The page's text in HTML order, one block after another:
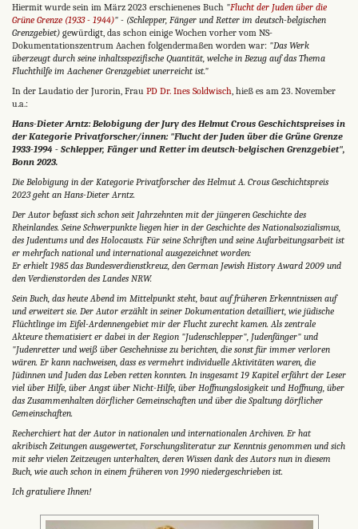
Hiermit wurde sein im März 2023 erschienenes Buch "Flucht der Juden über die
Grüne Grenze (1933 - 1944)" - (Schlepper, Fänger und Retter im deutsch-belgischen
Grenzgebiet) gewürdigt, das schon einige Wochen vorher vom NS-
Dokumentationszentrum Aachen folgendermaßen worden war: "Das Werk
überzeugt durch seine inhaltsspezifische Quantität, welche in Bezug auf das Thema
Fluchthilfe im Aachener Grenzgebiet unerreicht ist."
In der Laudatio der Jurorin, Frau PD Dr. Ines Soldwisch, hieß es am 23. November
u.a.:
Hans-Dieter Arntz: Belobigung der Jury des Helmut Crous Geschichtspreises in
der Kategorie Privatforscher/innen: "Flucht der Juden über die Grüne Grenze
1933-1994 - Schlepper, Fänger und Retter im deutsch-belgischen Grenzgebiet",
Bonn 2023.
Die Belobigung in der Kategorie Privatforscher des Helmut A. Crous Geschichtspreis
2023 geht an Hans-Dieter Arntz.
Der Autor befasst sich schon seit Jahrzehnten mit der jüngeren Geschichte des
Rheinlandes. Seine Schwerpunkte liegen hier in der Geschichte des Nationalsozialismus,
des Judentums und des Holocausts. Für seine Schriften und seine Aufarbeitungsarbeit ist
er mehrfach national und international ausgezeichnet worden:
Er erhielt 1985 das Bundesverdienstkreuz, den German Jewish History Award 2009 und
den Verdienstorden des Landes NRW.
Sein Buch, das heute Abend im Mittelpunkt steht, baut auf früheren Erkenntnissen auf
und erweitert sie. Der Autor erzählt in seiner Dokumentation detailliert, wie jüdische
Flüchtlinge im Eifel-Ardennengebiet mir der Flucht zurecht kamen. Als zentrale
Akteure thematisiert er dabei in der Region "Judenschlepper", Judenfänger" und
"Judenretter und weiß über Geschehnisse zu berichten, die sonst für immer verloren
wären. Er kann nachweisen, dass es vermehrt individuelle Aktivitäten waren, die
Jüdinnen und Juden das Leben retten konnten. In insgesamt 19 Kapitel erfährt der Leser
viel über Hilfe, über Angst über Nicht-Hilfe, über Hoffnungslosigkeit und Hoffnung, über
das Zusammenhalten dörflicher Gemeinschaften und über die Spaltung dörflicher
Gemeinschaften.
Recherchiert hat der Autor in nationalen und internationalen Archiven. Er hat
akribisch Zeitungen ausgewertet, Forschungsliteratur zur Kenntnis genommen und sich
mit sehr vielen Zeitzeugen unterhalten, deren Wissen dank des Autors nun in diesem
Buch, wie auch schon in einem früheren von 1990 niedergeschrieben ist.
Ich gratuliere Ihnen!